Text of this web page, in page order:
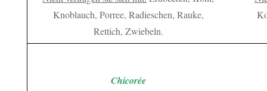
Knoblauch, Porree, Radieschen, Rauke,
Rettich, Zwiebeln.
Chicorée